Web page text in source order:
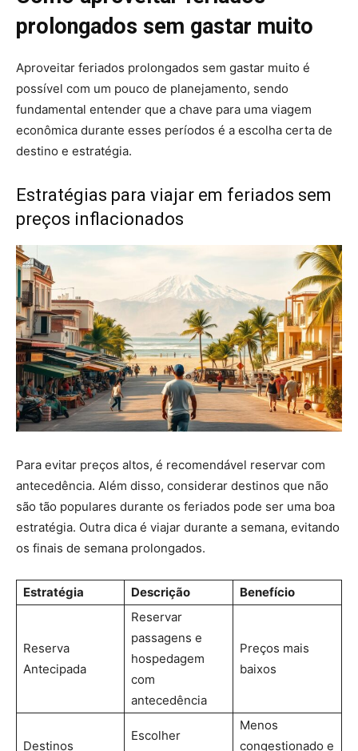
prolongados sem gastar muito
Aproveitar feriados prolongados sem gastar muito é
possível com um pouco de planejamento, sendo
fundamental entender que a chave para uma viagem
econômica durante esses períodos é a escolha certa de
destino e estratégia.
Estratégias para viajar em feriados sem
preços inflacionados
Para evitar preços altos, é recomendável reservar com
antecedência. Além disso, considerar destinos que não
são tão populares durante os feriados pode ser uma boa
estratégia. Outra dica é viajar durante a semana, evitando
os finais de semana prolongados.
Estratégia Descrição Benefício
Reserva
Antecipada
Reservar
passagens e
hospedagem
com
antecedência
Preços mais
baixos
Destinos
Escolher
Menos
congestionado e